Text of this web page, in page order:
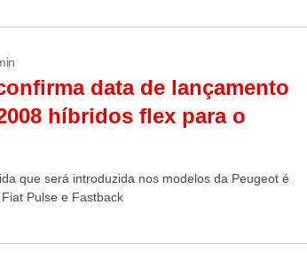
data de lançamento
híbridos flex para o
que será introduzida nos modelos da Peugeot é
Pulse e Fastback